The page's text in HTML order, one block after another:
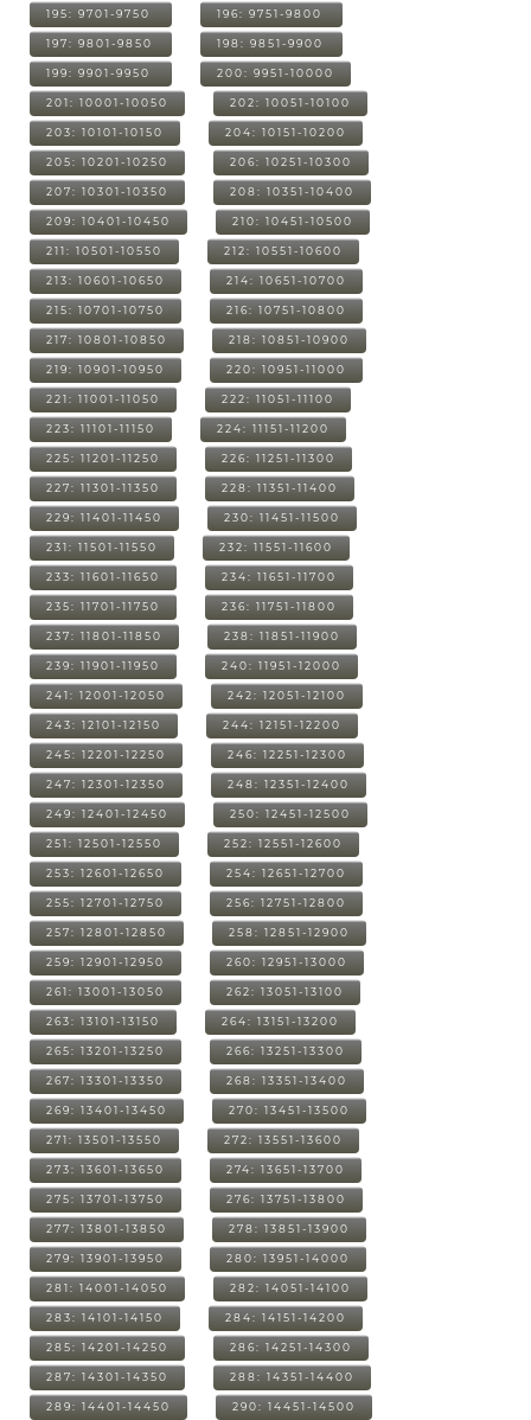
195: 9701-9750 196: 9751-9800
197: 9801-9850 198: 9851-9900
199: 9901-9950 200: 9951-10000
201: 10001-10050 202: 10051-10100
203: 10101-10150 204: 10151-10200
205: 10201-10250 206: 10251-10300
207: 10301-10350 208: 10351-10400
209: 10401-10450 210: 10451-10500
211: 10501-10550 212: 10551-10600
213: 10601-10650 214: 10651-10700
215: 10701-10750 216: 10751-10800
217: 10801-10850 218: 10851-10900
219: 10901-10950 220: 10951-11000
221: 11001-11050 222: 11051-11100
223: 11101-11150 224: 11151-11200
225: 11201-11250 226: 11251-11300
227: 11301-11350 228: 11351-11400
229: 11401-11450 230: 11451-11500
231: 11501-11550 232: 11551-11600
233: 11601-11650 234: 11651-11700
235: 11701-11750 236: 11751-11800
237: 11801-11850 238: 11851-11900
239: 11901-11950 240: 11951-12000
241: 12001-12050 242: 12051-12100
243: 12101-12150 244: 12151-12200
245: 12201-12250 246: 12251-12300
247: 12301-12350 248: 12351-12400
249: 12401-12450 250: 12451-12500
251: 12501-12550 252: 12551-12600
253: 12601-12650 254: 12651-12700
255: 12701-12750 256: 12751-12800
257: 12801-12850 258: 12851-12900
259: 12901-12950 260: 12951-13000
261: 13001-13050 262: 13051-13100
263: 13101-13150 264: 13151-13200
265: 13201-13250 266: 13251-13300
267: 13301-13350 268: 13351-13400
269: 13401-13450 270: 13451-13500
271: 13501-13550 272: 13551-13600
273: 13601-13650 274: 13651-13700
275: 13701-13750 276: 13751-13800
277: 13801-13850 278: 13851-13900
279: 13901-13950 280: 13951-14000
281: 14001-14050 282: 14051-14100
283: 14101-14150 284: 14151-14200
285: 14201-14250 286: 14251-14300
287: 14301-14350 288: 14351-14400
289: 14401-14450 290: 14451-14500